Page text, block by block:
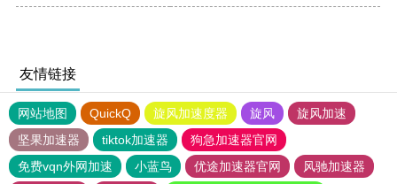
友情链接
网站地图 QuickQ 旋风加速度器 旋风
旋风加速
坚果加速器
tiktok加速器
狗急加速器官网
免费vqn外网加速
小蓝鸟 优途加速器官网 风驰加速器